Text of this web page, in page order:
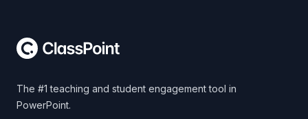
The #1 teaching and student engagement tool in
PowerPoint.